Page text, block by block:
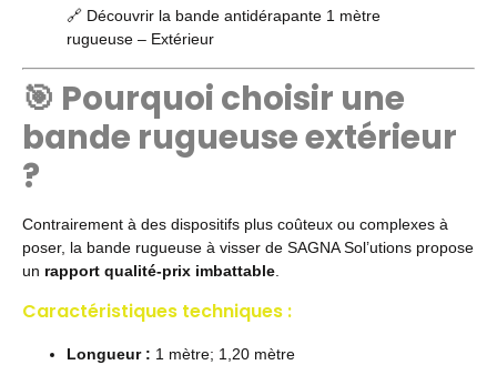
🔗 Découvrir la bande antidérapante 1 mètre
rugueuse – Extérieur
🎯 Pourquoi choisir une
bande rugueuse extérieur
?
Contrairement à des dispositifs plus coûteux ou complexes à
poser, la bande rugueuse à visser de SAGNA Sol’utions propose
un rapport qualité-prix imbattable
Caractéristiques techniques :
Longueur : 1 mètre; 1,20 mètre